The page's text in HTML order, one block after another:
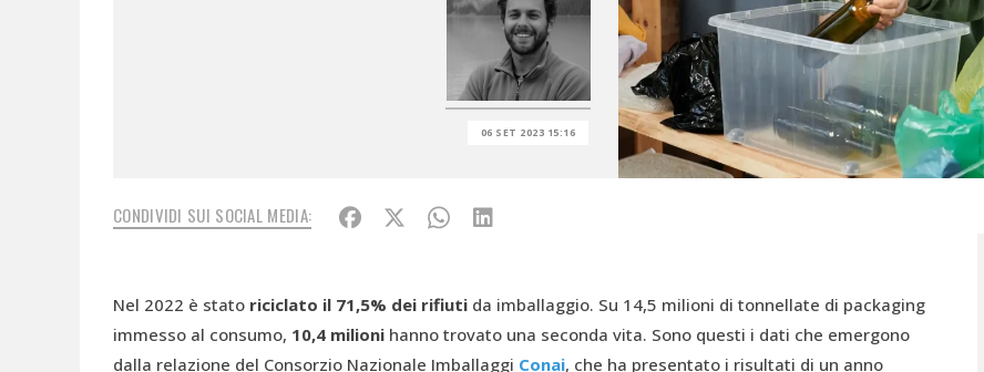
06 SET 2023 15:16
CONDIVIDI SUI SOCIAL MEDIA:
Nel 2022 è stato riciclato il 71,5% dei rifiuti da imballaggio. Su 14,5 milioni di tonnellate di packaging
immesso al consumo, 10,4 milioni hanno trovato una seconda vita. Sono questi i dati che emergono
dalla relazione del Consorzio Nazionale Imballaggi Conai, che ha presentato i risultati di un anno